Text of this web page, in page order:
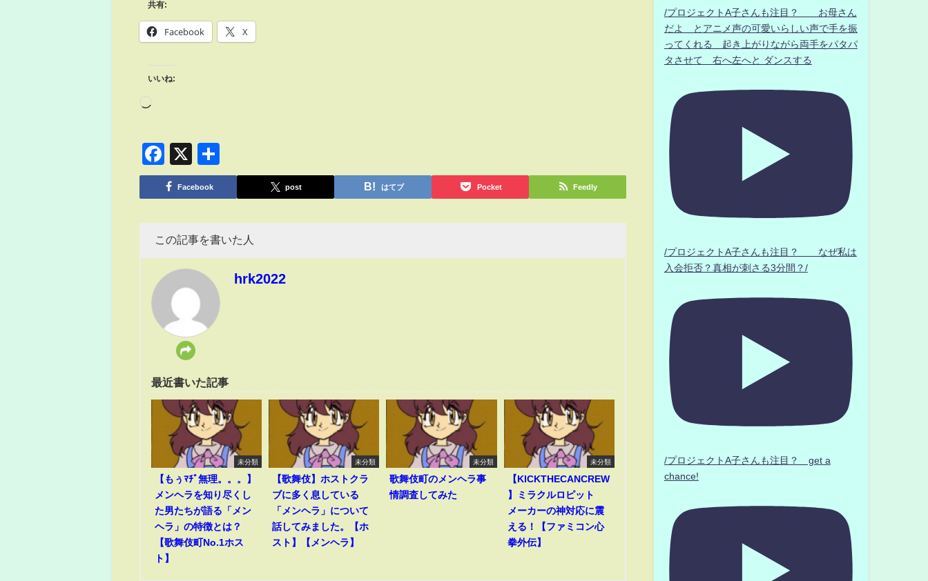
共有:
Facebook X
いいね:
Facebook
X
有
Facebook post はてブ Pocket Feedly
この記事を書いた人
hrk2022
最近書いた記事
未分類
【もぅﾏﾁﾞ無理。。。】
メンヘラを知り尽くし
た男たちが語る「メン
ヘラ」の特徴とは？
【歌舞伎町No.1ホス
ト】
未分類
【歌舞伎】ホストクラ
ブに多く息している
「メンヘラ」について
話してみました。【ホ
スト】【メンヘラ】
未分類
歌舞伎町のメンヘラ事
情調査してみた
未分類
【KICKTHECANCREW
】ミラクルロピット
メーカーの神対応に震
える！【ファミコン心
拳外伝】
/プロジェクトA子さんも注目？ お母さん
だよ とアニメ声の可愛いらしい声で手を振
ってくれる 起き上がりながら両手をパタパ
タさせて 右へ左へと ダンスする
/プロジェクトA子さんも注目？ なぜ私は
入会拒否？真相が刺さる3分間？/
/プロジェクトA子さんも注目？ get a
chance!